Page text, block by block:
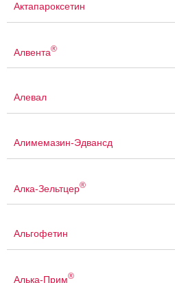
Актапароксетин
Алвента®
Алевал
Алимемазин-Эдвансд
Алка-Зельтцер®
Альгофетин
Алька-Прим®